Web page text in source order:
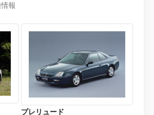
報
プレリュード